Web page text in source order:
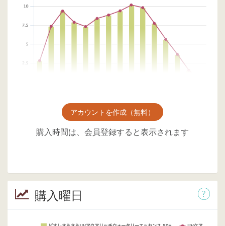
アカウントを作成（無料）
購入時間は、会員登録すると表示されます
購入曜日